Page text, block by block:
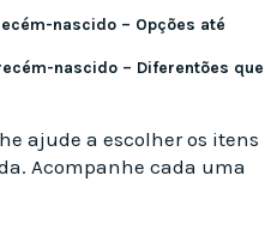
nascido – Opções até
nascido – Diferentões que
ajude a escolher os itens
Acompanhe cada uma